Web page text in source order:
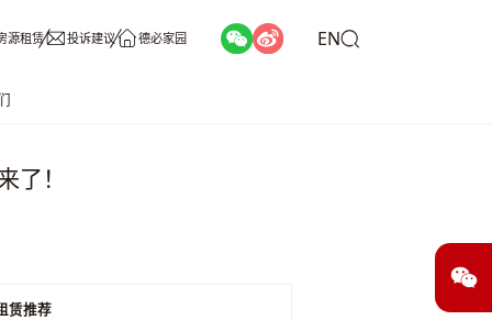
源租赁 投诉建议 德必家园 EN
！
赁推荐